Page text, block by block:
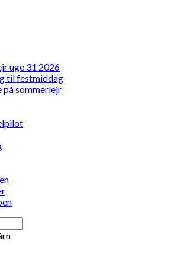
uge 31 2026
til festmiddag
på sommerlejr